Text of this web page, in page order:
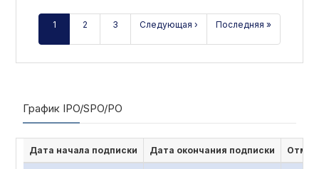
1 2 3 Следующая › Последняя »
График IPO/SPO/PO
Дата начала подписки Дата окончания подписки